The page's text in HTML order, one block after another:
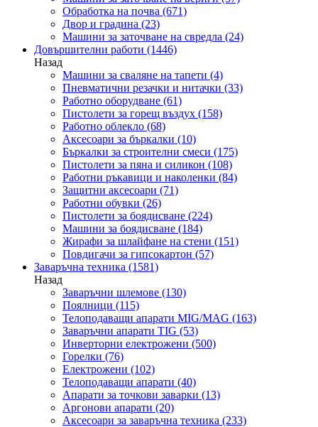
Обработка на почва (671)
Двор и градина (23)
Машини за заточване на свредла (24)
Довършителни работи (1446)
Назад
Машини за сваляне на тапети (4)
Пневматични резачки и нитачки (33)
Работно оборудване (61)
Пистолети за горещ въздух (158)
Работно облекло (68)
Аксесоари за бъркалки (10)
Бъркалки за строителни смеси (175)
Пистолети за пяна и силикон (108)
Работни ръкавици и наколенки (84)
Защитни аксесоари (71)
Работни обувки (26)
Пистолети за боядисване (224)
Машини за боядисване (184)
Жирафи за шлайфане на стени (151)
Повдигачи за гипсокартон (57)
Заваръчна техника (1581)
Назад
Заваръчни шлемове (130)
Поялници (115)
Телоподаващи апарати MIG/MAG (163)
Заваръчни апарати TIG (53)
Инверторни електрожени (500)
Горелки (76)
Електрожени (102)
Телоподаващи апарати (40)
Апарати за точкови заварки (13)
Аргонови апарати (20)
Аксесоари за заваръчна техника (233)